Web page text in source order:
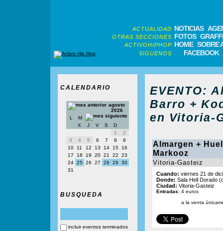
ACTUALIDAD NOTICIAS
OTRAS SECCIONES FOTOS
ACTIVOHIPHOP HOME SOBRE
SIGUENOS FACEBOOK
CALENDARIO
agosto
2026
L
M
X
J V S
D
1
2
3
4 5 6 7 8
9
10
11 12 13 14 15
16
17
18 19 20 21 22
23
24 25 26 27 28 29
30
31
BUSQUEDA
incluir eventos terminados
EVENTO:
Barro +
en Vitoria-
Almargen +
Markooz
Vitoria-Gasteiz
Cuando: viernes 21 de
Donde: Sala Hell Dorado
Ciudad: Vitoria-Gasteiz
Entradas: 4 euros
a la venta